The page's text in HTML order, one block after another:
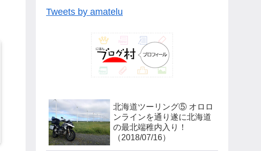
Tweets by amatelu
北海道ツーリング⑤ オロロ
ンラインを通り遂に北海道
の最北端稚内入り！
（2018/07/16）